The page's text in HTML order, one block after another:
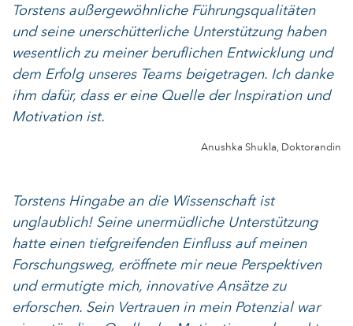
Torstens außergewöhnliche Führungsqualitäten
und seine unerschütterliche Unterstützung haben
wesentlich zu meiner beruflichen Entwicklung und
dem Erfolg unseres Teams beigetragen. Ich danke
ihm dafür, dass er eine Quelle der Inspiration und
Motivation ist.
Anushka Shukla, Doktorandin
Torstens Hingabe an die Wissenschaft ist
unglaublich! Seine unermüdliche Unterstützung
hatte einen tiefgreifenden Einfluss auf meinen
Forschungsweg, eröffnete mir neue Perspektiven
und ermutigte mich, innovative Ansätze zu
erforschen. Sein Vertrauen in mein Potenzial war